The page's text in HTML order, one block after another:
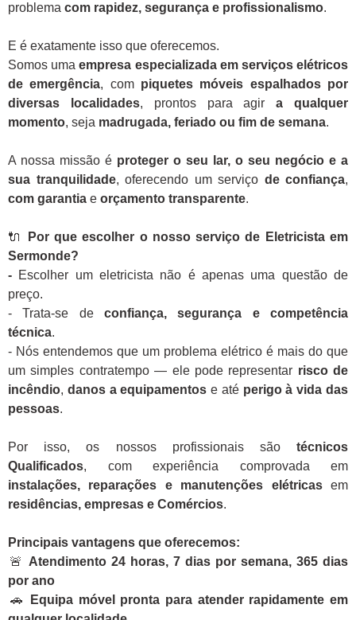
problema com rapidez, segurança e profissionalismo.
E é exatamente isso que oferecemos.
Somos umaempresa especializada em serviços elétricos
de emergência, com piquetes móveis espalhados por
diversas localidades, prontos para agira qualquer
momento, seja madrugada, feriado ou fim de semana.
A nossa missão é proteger o seu lar, o seu negócio e a
sua tranquilidade, oferecendo um serviço de confiança,
com garantia e orçamento transparente.
🔌
Por que escolher o nosso serviço de Eletricista em
Sermonde?
- Escolher um eletricista não é apenas uma questão de
preço.
- Trata-se de confiança, segurança e competência
técnica.
- Nós entendemos que um problema elétrico é mais do que
um simples contratempo — ele pode representar risco de
incêndio, danos a equipamentos e até perigo à vida das
pessoas.
Por isso, os nossos profissionais são técnicos
Qualificados, com experiência comprovada em
instalações, reparações e manutenções elétricasem
residências, empresas e Comércios.
Principais vantagens que oferecemos:
🚨 Atendimento 24 horas, 7 dias por semana, 365 dias
por ano
🚗
Equipa móvel pronta para atender rapidamente em